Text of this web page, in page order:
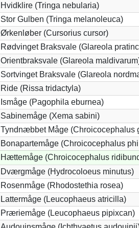
Hvidklire (Tringa nebularia)
Stor Gulben (Tringa melanoleuca)
Ørkenløber (Cursorius cursor)
Rødvinget Braksvale (Glareola
Orientbraksvale (Glareola
Sortvinget Braksvale (Glareola
Ride (Rissa tridactyla)
Ismåge (Pagophila eburnea)
Sabinemåge (Xema sabini)
Tyndnæbbet Måge (Chroicocephalus
Bonapartemåge (Chroicocephalus
Hættemåge (Chroicocephalus
Dværgmåge (Hydrocoloeus minutus)
Rosenmåge (Rhodostethia rosea)
Lattermåge (Leucophaeus atricilla)
Præriemåge (Leucophaeus pipixcan)